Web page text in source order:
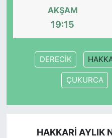
AKŞAM
19:15
DERECİK
ÇUKURCA
HAKKARİ AYLIK